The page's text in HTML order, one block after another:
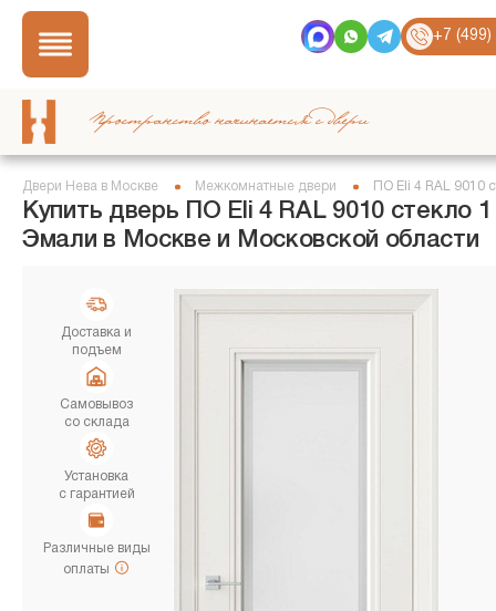
+7
Пространство начинается с двери
Двери Нева в Москве Межкомнатные двери ПО Eli 4 RAL 9010
Купить дверь ПО Eli 4 RAL 9010 стекло 1
Эмали в Москве и Московской области
Доставка и
подъем
Самовывоз
со склада
Установка
с гарантией
Различные виды
оплаты